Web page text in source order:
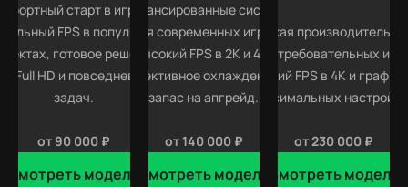
старт в играх —
FPS в популярных
готовое решение
Full HD и повседневных
задач.
от 90 000 ₽
Смотреть модели
Сбалансированные системы
для современных игр —
высокий FPS в 2K и 4K,
эффективное охлаждение и
запас на апгрейд.
от 140 000 ₽
Смотреть модели
Высокая
для требовательных игр
высокий FPS в 4K и
максимальных
от 230 000 ₽
Смотреть модели